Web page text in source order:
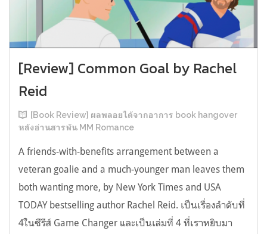
[Review] Common Goal by Rachel
Reid
[Book Review] ผลพลอยได้จากอาการ book hangover
หลังอ่านสารพัน MM Romance
A friends-with-benefits arrangement between a
veteran goalie and a much-younger man leaves them
both wanting more, by New York Times and USA
TODAY bestselling author Rachel Reid. เป็นเรื่องลำดับที่
4ในซีรีส์ Game Changer และเป็นเล่มที่ 4 ที่เราหยิบมา